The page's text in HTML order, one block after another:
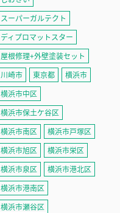
スーパーガルテクト
ディプロマットスター
屋根修理+外壁塗装セット
川崎市
東京都
横浜市
横浜市中区
横浜市保土ケ谷区
横浜市南区
横浜市戸塚区
横浜市旭区
横浜市栄区
横浜市泉区
横浜市港北区
横浜市港南区
横浜市瀬谷区